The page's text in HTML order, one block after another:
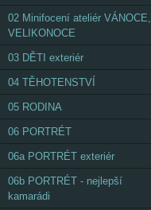
02 Minifocení ateliér VÁNOCE,
VELIKONOCE
03 DĚTI exteriér
04 TĚHOTENSTVÍ
05 RODINA
06 PORTRÉT
06a PORTRÉT exteriér
06b PORTRÉT - nejlepší
kamarádi